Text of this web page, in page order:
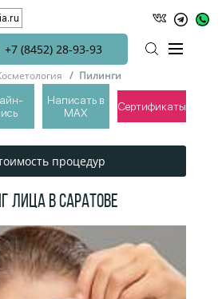
+7 (8452) 28-93-93
Написать в
MAX
Сертификаты
Пилинги
процедур
лица в Саратове